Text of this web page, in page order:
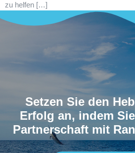
zu helfen […]
Setzen Sie den
Erfolg an, indem
Partnerschaft mit